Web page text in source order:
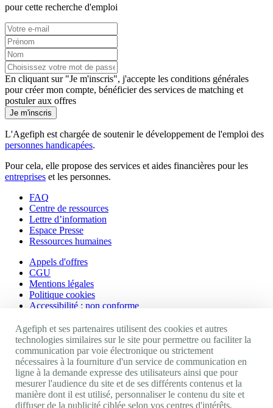
pour cette recherche d'emploi
En cliquant sur "Je m'inscris", j'accepte les conditions générales
pour créer mon compte, bénéficier des services de matching et
postuler aux offres
Je m'inscris
L'Agefiph est chargée de soutenir le développement de l'emploi des
personnes handicapées.
Pour cela, elle propose des services et aides financières pour les
entreprises et les personnes.
FAQ
Centre de ressources
Lettre d’information
Espace Presse
Ressources humaines
Appels d'offres
CGU
Mentions légales
Politique cookies
Accessibilité : non conforme
Nos autres sites
Site portail Agefiph
Activateur de progrès
Handinnov
Innovation et recherche
Université du RRH
Agefiph et ses partenaires utilisent des cookies et autres
technologies similaires sur le site pour permettre ou faciliter la
communication par voie électronique ou strictement
nécessaires à la fourniture d'un service de communication en
ligne à la demande expresse des utilisateurs ainsi que pour
mesurer l'audience du site et de ses différents contenus et la
manière dont il est utilisé, personnaliser le contenu du site et
diffuser de la publicité ciblée selon vos centres d'intérêts,